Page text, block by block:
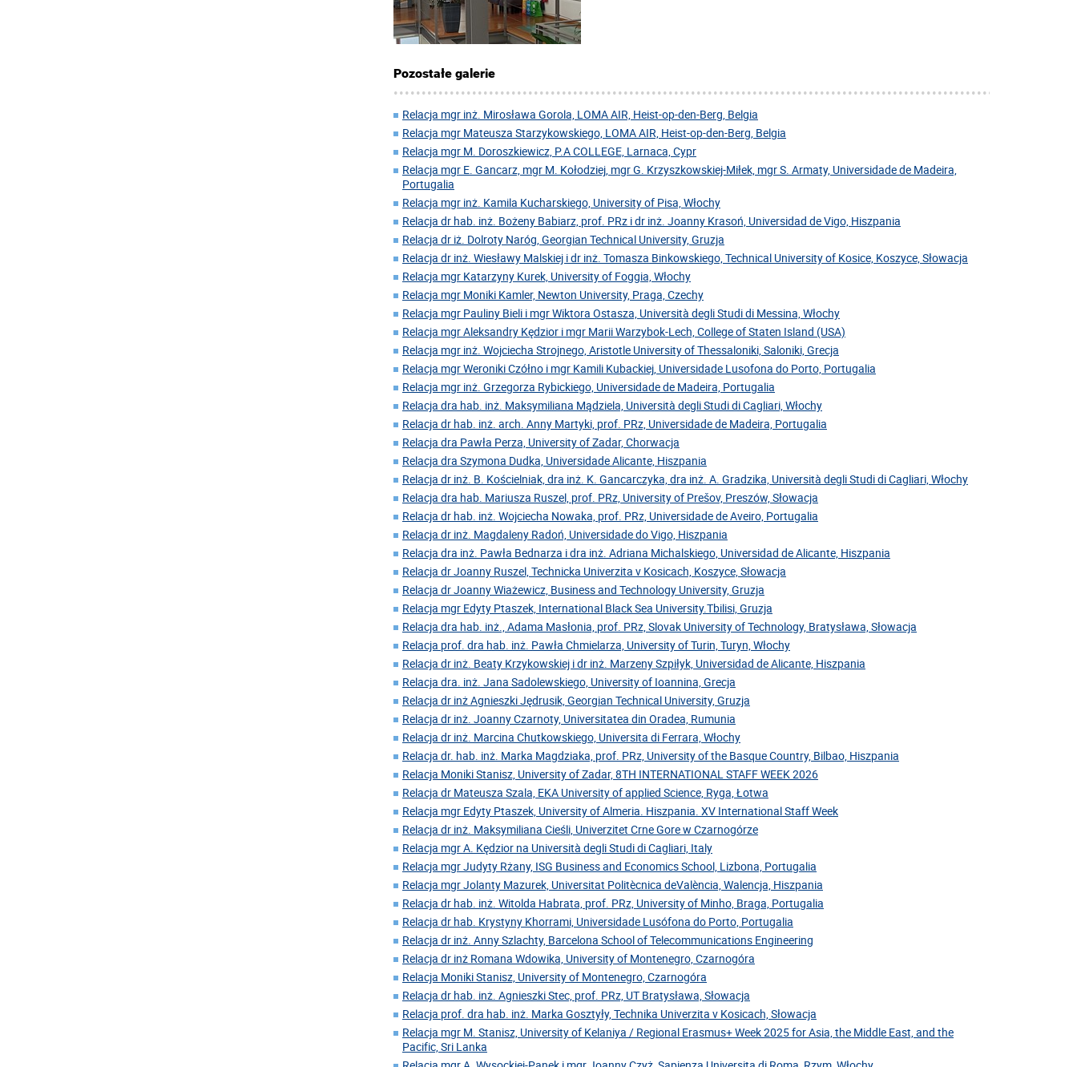
Pozostałe galerie
Relacja mgr inż. Mirosława Gorola, LOMA AIR, Heist-op-den-Berg, Belgia
Relacja mgr Mateusza Starzykowskiego, LOMA AIR, Heist-op-den-Berg, Belgia
Relacja mgr M. Doroszkiewicz, P.A COLLEGE, Larnaca, Cypr
Relacja mgr E. Gancarz, mgr M. Kołodziej, mgr G. Krzyszkowskiej-Miłek, mgr S. Armaty, Universidade de Madeira,
Portugalia
Relacja mgr inż. Kamila Kucharskiego, University of Pisa, Włochy
Relacja dr hab. inż. Bożeny Babiarz, prof. PRz i dr inż. Joanny Krasoń, Universidad de Vigo, Hiszpania
Relacja dr iż. Dolroty Naróg, Georgian Technical University, Gruzja
Relacja dr inż. Wiesławy Malskiej i dr inż. Tomasza Binkowskiego, Technical University of Kosice, Koszyce, Słowacja
Relacja mgr Katarzyny Kurek, University of Foggia, Włochy
Relacja mgr Moniki Kamler, Newton University, Praga, Czechy
Relacja mgr Pauliny Bieli i mgr Wiktora Ostasza, Università degli Studi di Messina, Włochy
Relacja mgr Aleksandry Kędzior i mgr Marii Warzybok-Lech, College of Staten Island (USA)
Relacja mgr inż. Wojciecha Strojnego, Aristotle University of Thessaloniki, Saloniki, Grecja
Relacja mgr Weroniki Czółno i mgr Kamili Kubackiej, Universidade Lusofona do Porto, Portugalia
Relacja mgr inż. Grzegorza Rybickiego, Universidade de Madeira, Portugalia
Relacja dra hab. inż. Maksymiliana Mądziela, Università degli Studi di Cagliari, Włochy
Relacja dr hab. inż. arch. Anny Martyki, prof. PRz, Universidade de Madeira, Portugalia
Relacja dra Pawła Perza, University of Zadar, Chorwacja
Relacja dra Szymona Dudka, Universidade Alicante, Hiszpania
Relacja dr inż. B. Kościelniak, dra inż. K. Gancarczyka, dra inż. A. Gradzika, Università degli Studi di Cagliari, Włochy
Relacja dra hab. Mariusza Ruszel, prof. PRz, University of Prešov, Preszów, Słowacja
Relacja dr hab. inż. Wojciecha Nowaka, prof. PRz, Universidade de Aveiro, Portugalia
Relacja dr inż. Magdaleny Radoń, Universidade do Vigo, Hiszpania
Relacja dra inż. Pawła Bednarza i dra inż. Adriana Michalskiego, Universidad de Alicante, Hiszpania
Relacja dr Joanny Ruszel, Technicka Univerzita v Kosicach, Koszyce, Słowacja
Relacja dr Joanny Wiażewicz, Business and Technology University, Gruzja
Relacja mgr Edyty Ptaszek, International Black Sea University.Tbilisi, Gruzja
Relacja dra hab. inż., Adama Masłonia, prof. PRz, Slovak University of Technology, Bratysława, Słowacja
Relacja prof. dra hab. inż. Pawła Chmielarza, University of Turin, Turyn, Włochy
Relacja dr inż. Beaty Krzykowskiej i dr inż. Marzeny Szpiłyk, Universidad de Alicante, Hiszpania
Relacja dra. inż. Jana Sadolewskiego, University of Ioannina, Grecja
Relacja dr inż Agnieszki Jędrusik, Georgian Technical University, Gruzja
Relacja dr inż. Joanny Czarnoty, Universitatea din Oradea, Rumunia
Relacja dr inż. Marcina Chutkowskiego, Universita di Ferrara, Włochy
Relacja dr. hab. inż. Marka Magdziaka, prof. PRz, University of the Basque Country, Bilbao, Hiszpania
Relacja Moniki Stanisz, University of Zadar, 8TH INTERNATIONAL STAFF WEEK 2026
Relacja dr Mateusza Szala, EKA University of applied Science, Ryga, Łotwa
Relacja mgr Edyty Ptaszek, University of Almeria. Hiszpania. XV International Staff Week
Relacja dr inż. Maksymiliana Cieśli, Univerzitet Crne Gore w Czarnogórze
Relacja mgr A. Kędzior na Università degli Studi di Cagliari, Italy
Relacja mgr Judyty Rżany, ISG Business and Economics School, Lizbona, Portugalia
Relacja mgr Jolanty Mazurek, Universitat Politècnica deValència, Walencja, Hiszpania
Relacja dr hab. inż. Witolda Habrata, prof. PRz, University of Minho, Braga, Portugalia
Relacja dr hab. Krystyny Khorrami, Universidade Lusófona do Porto, Portugalia
Relacja dr inż. Anny Szlachty, Barcelona School of Telecommunications Engineering
Relacja dr inż Romana Wdowika, University of Montenegro, Czarnogóra
Relacja Moniki Stanisz, University of Montenegro, Czarnogóra
Relacja dr hab. inż. Agnieszki Stec, prof. PRz, UT Bratysława, Słowacja
Relacja prof. dra hab. inż. Marka Gosztyły, Technika Univerzita v Kosicach, Słowacja
Relacja mgr M. Stanisz, University of Kelaniya / Regional Erasmus+ Week 2025 for Asia, the Middle East, and the
Pacific, Sri Lanka